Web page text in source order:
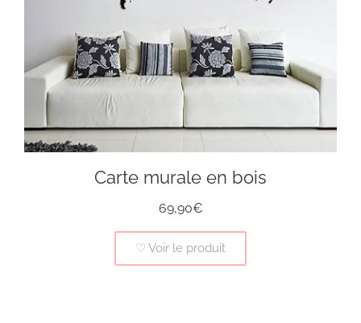
Carte murale en bois
69,90€
♡ Voir le produit